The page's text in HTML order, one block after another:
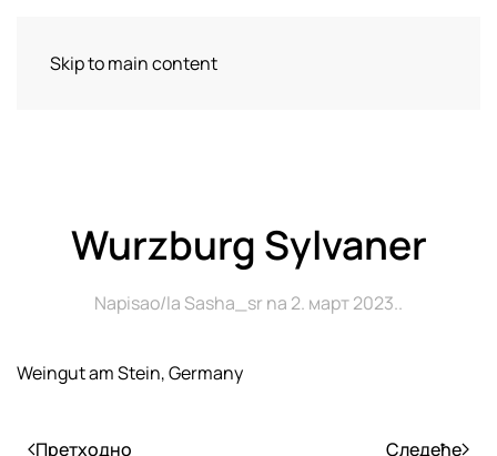
Skip to main content
Delikates Spice & Pepper
Wurzburg Sylvaner
Napisao/laSasha_sr na 2. март 2023..
Weingut am Stein, Germany
Претходно Следеће